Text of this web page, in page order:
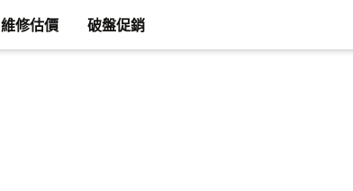
維修估價 破盤促銷